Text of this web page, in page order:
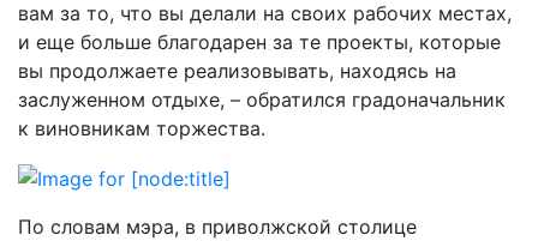
вам за то, что вы делали на своих рабочих местах,
и еще больше благодарен за те проекты, которые
вы продолжаете реализовывать, находясь на
заслуженном отдыхе, – обратился градоначальник
к виновникам торжества.
По словам мэра, в приволжской столице